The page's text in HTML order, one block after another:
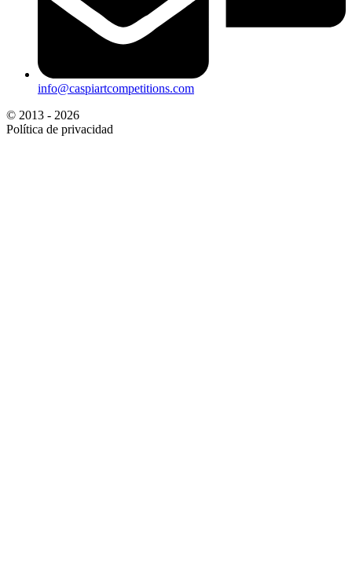
info@caspiartcompetitions.com
© 2013 - 2026
Política de privacidad